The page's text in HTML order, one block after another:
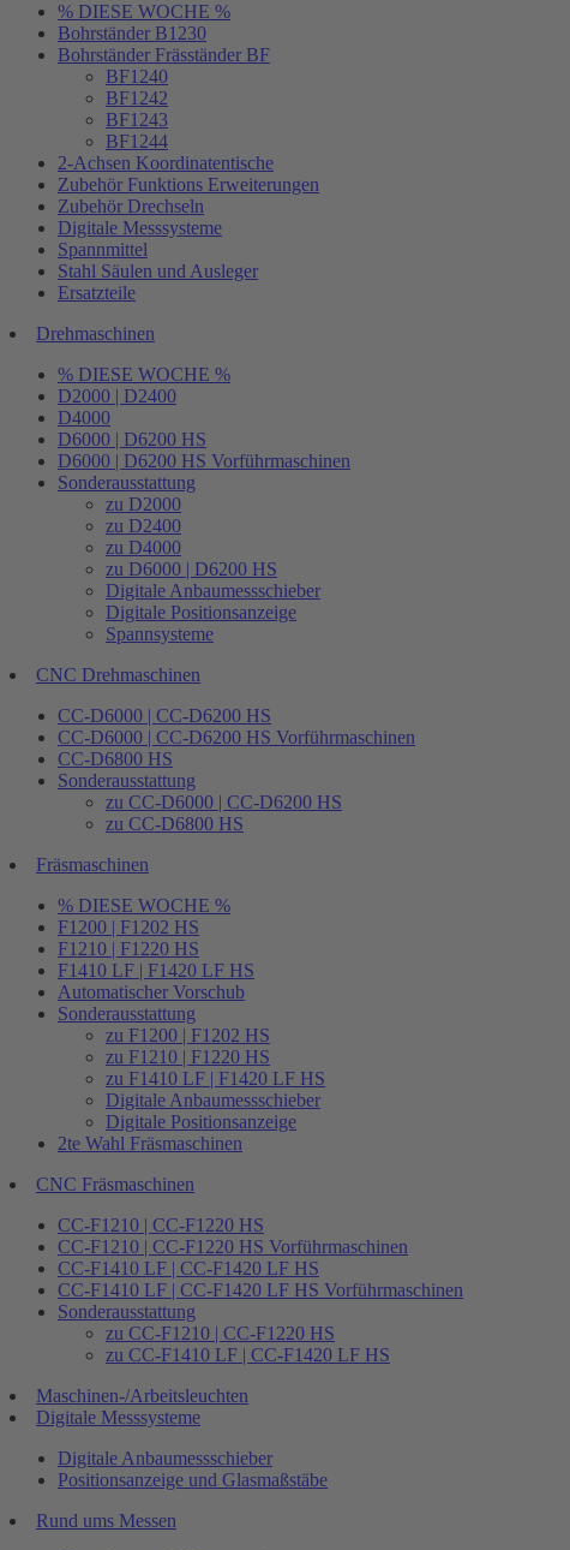
% DIESE WOCHE %
Bohrständer B1230
Bohrständer Fräsständer BF
BF1240
BF1242
BF1243
BF1244
2-Achsen Koordinatentische
Zubehör Funktions Erweiterungen
Zubehör Drechseln
Digitale Messsysteme
Spannmittel
Stahl Säulen und Ausleger
Ersatzteile
Drehmaschinen
% DIESE WOCHE %
D2000 | D2400
D4000
D6000 | D6200 HS
D6000 | D6200 HS Vorführmaschinen
Sonderausstattung
zu D2000
zu D2400
zu D4000
zu D6000 | D6200 HS
Digitale Anbaumessschieber
Digitale Positionsanzeige
Spannsysteme
CNC Drehmaschinen
CC-D6000 | CC-D6200 HS
CC-D6000 | CC-D6200 HS Vorführmaschinen
CC-D6800 HS
Sonderausstattung
zu CC-D6000 | CC-D6200 HS
zu CC-D6800 HS
Fräsmaschinen
% DIESE WOCHE %
F1200 | F1202 HS
F1210 | F1220 HS
F1410 LF | F1420 LF HS
Automatischer Vorschub
Sonderausstattung
zu F1200 | F1202 HS
zu F1210 | F1220 HS
zu F1410 LF | F1420 LF HS
Digitale Anbaumessschieber
Digitale Positionsanzeige
2te Wahl Fräsmaschinen
CNC Fräsmaschinen
CC-F1210 | CC-F1220 HS
CC-F1210 | CC-F1220 HS Vorführmaschinen
CC-F1410 LF | CC-F1420 LF HS
CC-F1410 LF | CC-F1420 LF HS Vorführmaschinen
Sonderausstattung
zu CC-F1210 | CC-F1220 HS
zu CC-F1410 LF | CC-F1420 LF HS
Maschinen-/Arbeitsleuchten
Digitale Messsysteme
Digitale Anbaumessschieber
Positionsanzeige und Glasmaßstäbe
Rund ums Messen